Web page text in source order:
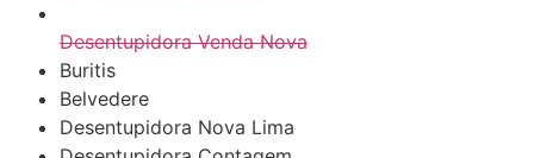
Desentupidora Venda Nova
Buritis
Belvedere
Desentupidora Nova Lima